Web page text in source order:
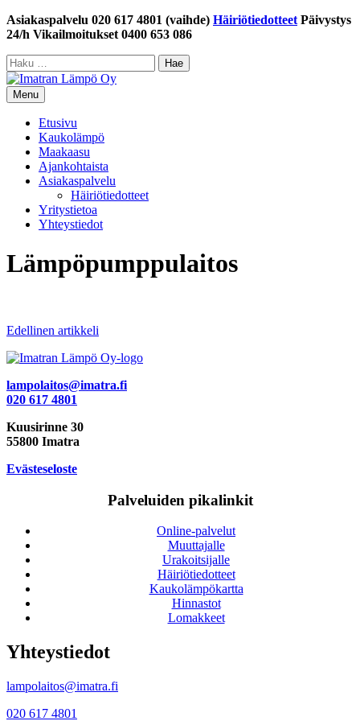
Siirry
sisältöön
Asiakaspalvelu 020 617 4801 (vaihde) Häiriötiedotteet Päivystys
24/h Vikailmoitukset 0400 653 086
Haku:
Menu
Etusivu
Kaukolämpö
Maakaasu
Ajankohtaista
Asiakaspalvelu
Häiriötiedotteet
Yritystietoa
Yhteystiedot
Lämpöpumppulaitos
Artikkelien
selaus
Edellinen artikkeli
lampolaitos@imatra.fi
020 617 4801
Kuusirinne 30
55800 Imatra
Evästeseloste
Palveluiden pikalinkit
Online-palvelut
Muuttajalle
Urakoitsijalle
Häiriötiedotteet
Kaukolämpökartta
Hinnastot
Lomakkeet
Yhteystiedot
lampolaitos@imatra.fi
020 617 4801